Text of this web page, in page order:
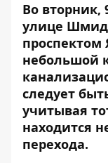
Во вторник,
улице
проспектом
небольшой
следует
учитывая
находится
перехода.